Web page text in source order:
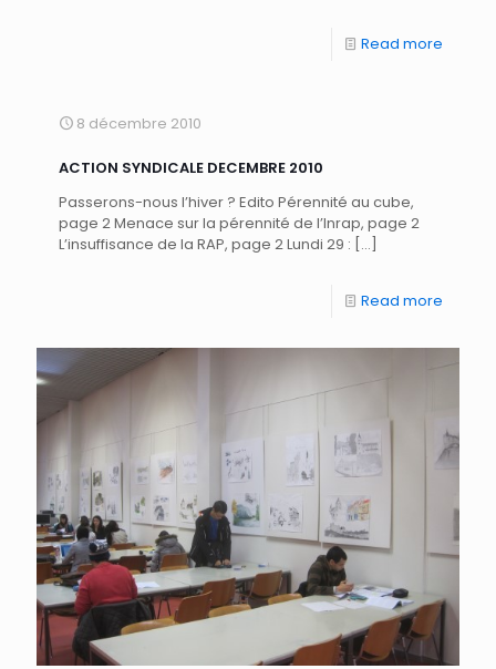
Read more
8 décembre 2010
ACTION SYNDICALE DECEMBRE 2010
Passerons-nous l’hiver ? Edito Pérennité au cube,
page 2 Menace sur la pérennité de l’Inrap, page 2
L’insuffisance de la RAP, page 2 Lundi 29 : […]
Read more